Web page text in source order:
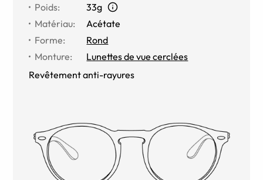
Poids:
33g
Matériau:
Acétate
Forme:
Rond
Monture:
Lunettes de vue cerclées
Revêtement anti-rayures